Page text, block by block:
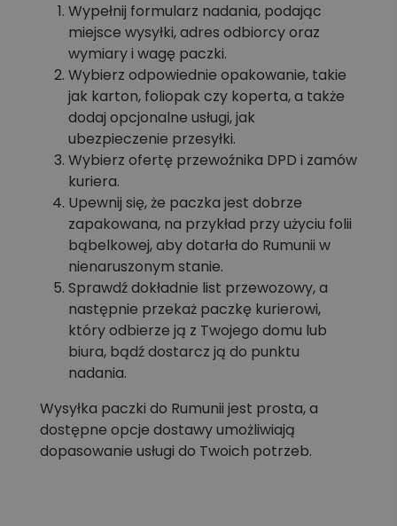
Wypełnij formularz nadania, podając
miejsce wysyłki, adres odbiorcy oraz
wymiary i wagę paczki.
Wybierz odpowiednie opakowanie, takie
jak karton, foliopak czy koperta, a także
dodaj opcjonalne usługi, jak
ubezpieczenie przesyłki.
Wybierz ofertę przewoźnika DPD i zamów
kuriera.
Upewnij się, że paczka jest dobrze
zapakowana, na przykład przy użyciu folii
bąbelkowej, aby dotarła do Rumunii w
nienaruszonym stanie.
Sprawdź dokładnie list przewozowy, a
następnie przekaż paczkę kurierowi,
który odbierze ją z Twojego domu lub
biura, bądź dostarcz ją do punktu
nadania.
Wysyłka paczki do Rumunii jest prosta, a
dostępne opcje dostawy umożliwiają
dopasowanie usługi do Twoich potrzeb.